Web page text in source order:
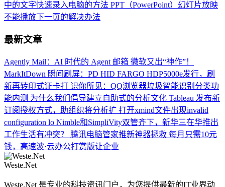
中的文字快速录入电脑的方法 PPT（PowerPoint）幻灯片放映
不能播放下一页的解决办法
最新文章
Agently Mail：AI 时代的 Agent 邮箱 微软又出“神作”！
MarkItDown 瞬间刷屏：PD HID FARGO HDP5000e发行，刷
新再转印式证卡打 识你所见：QQ浏览器垃圾智能识别分类功
能内测 为什么我们倡导建立自助式的分析文化 Tableau 发布新
订阅授权方式，助组织将分析扩 打开xmind文件出现invalid
configuration lo Nimble和SimpliVity双管齐下，新华三在华推出
工作生活有冲突？ 腾讯电脑管家推新神器拯救 每月只需10元
钱，高速波·云办公打赏版让企业
Weste.Net
Weste.Net 是专业的科技资讯门户，为您提供最新的IT业界动